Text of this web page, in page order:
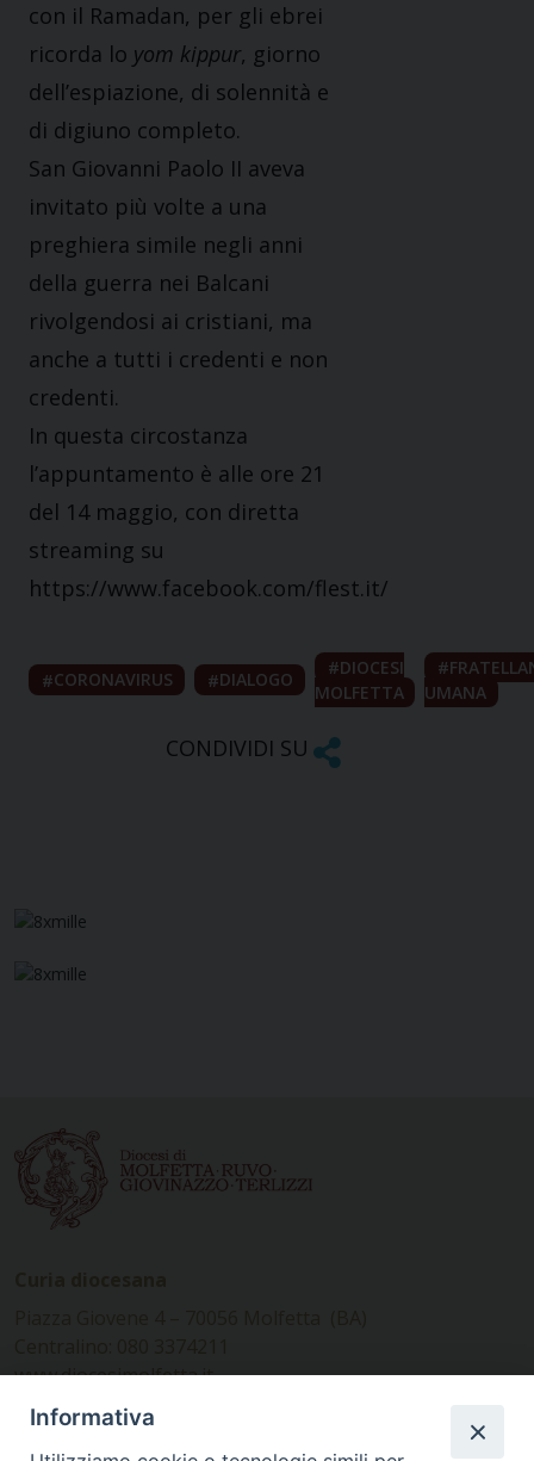
con il Ramadan, per gli ebrei
ricorda lo yom kippur, giorno
dell’espiazione, di solennità e
di digiuno completo.
San Giovanni Paolo II aveva
invitato più volte a una
preghiera simile negli anni
della guerra nei Balcani
rivolgendosi ai cristiani, ma
anche a tutti i credenti e non
credenti.
In questa circostanza
l’appuntamento è alle ore 21
del 14 maggio, con diretta
streaming su
https://www.facebook.com/flest.it/
CORONAVIRUS DIALOGO
DIOCESI
MOLFETTA
UMANA
CONDIVIDI SU
www.diocesimolfetta.it –
diocesimolfetta@pec.chiesacattolica.it
Informativa